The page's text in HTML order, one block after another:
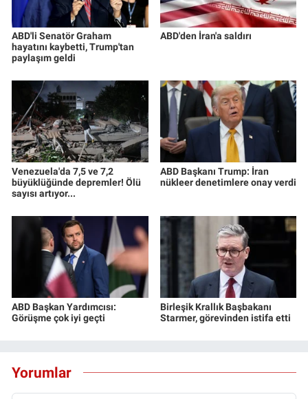
ABD'li Senatör Graham
hayatını kaybetti, Trump'tan
paylaşım geldi
ABD'den İran'a saldırı
Venezuela'da 7,5 ve 7,2
büyüklüğünde depremler! Ölü
sayısı artıyor...
ABD Başkanı Trump: İran
nükleer denetimlere onay verdi
ABD Başkan Yardımcısı:
Görüşme çok iyi geçti
Birleşik Krallık Başbakanı
Starmer, görevinden istifa etti
Yorumlar